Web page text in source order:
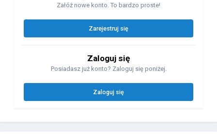
Załóż nowe konto. To bardzo proste!
Zarejestruj się
Zaloguj się
Posiadasz już konto? Zaloguj się poniżej.
Zaloguj się